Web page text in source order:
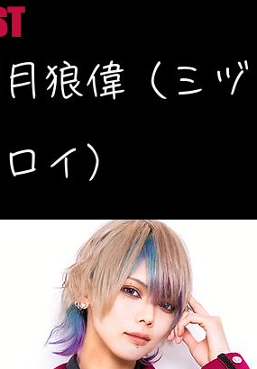
狼偉（ミヅ
イ）